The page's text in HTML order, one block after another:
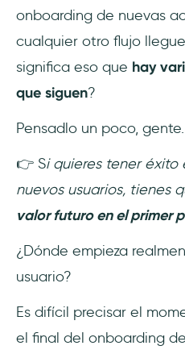
onboarding de nuevas
cualquier otro flujo
significa eso que hay
que siguen?
Pensadlo un poco, gente.
👉 Si quieres tener éxito
nuevos usuarios, tienes
valor futuro en el primer
¿Dónde empieza
usuario?
Es difícil precisar el
el final del onboarding